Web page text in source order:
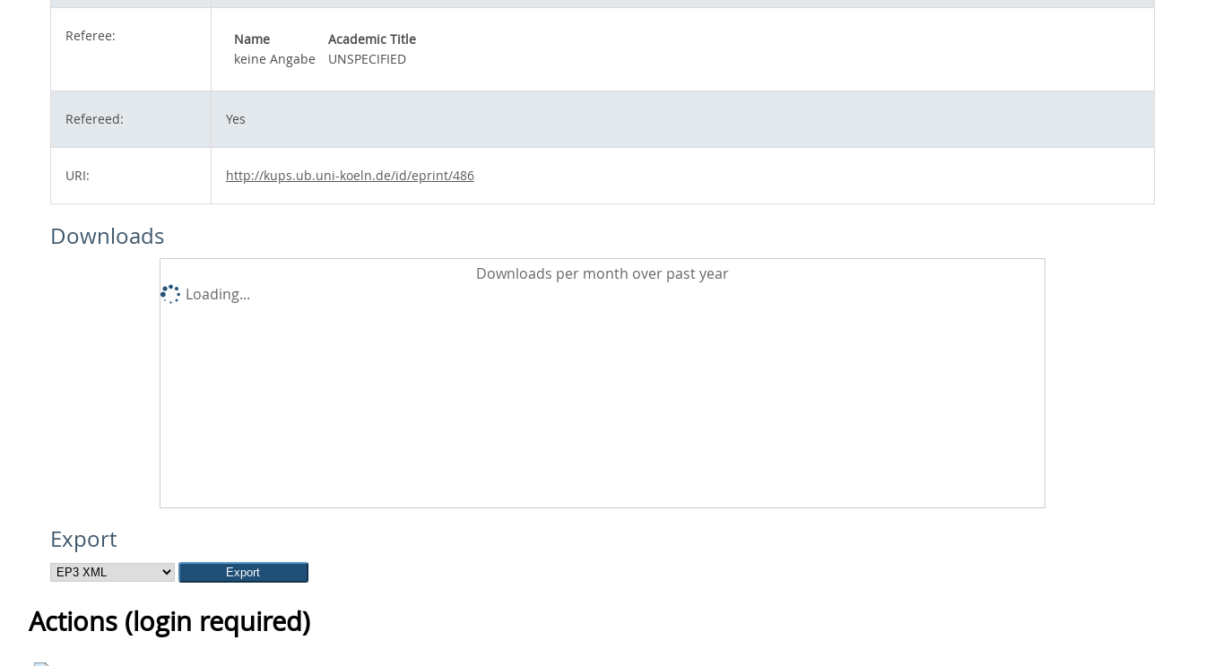
Referee: Name
Academic Title
keine Angabe
UNSPECIFIED
Refereed: Yes
URI: http://kups.ub.uni-koeln.de/id/eprint/486
Downloads
Downloads per month over past year
Loading...
Export
Actions (login required)